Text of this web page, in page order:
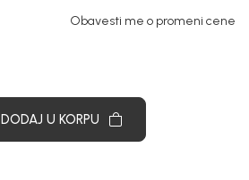
Obavesti me o promeni cene
DODAJ U KORPU